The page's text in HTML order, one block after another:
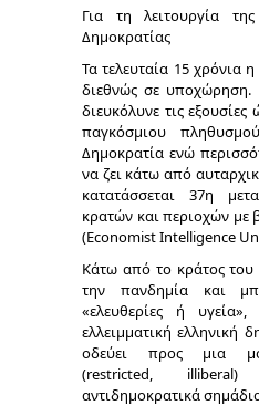
Για τη λειτουργία της
Δημοκρατίας
Τα τελευταία 15 χρόνια
διεθνώς σε υποχώρηση.
διευκόλυνε τις εξουσίες
παγκόσμιου
Δημοκρατία ενώ
να ζει κάτω από
κατατάσσεται 37η
κρατών και περιοχών με
(Economist Intelligence
Κάτω από το κράτος
την πανδημία και
«ελευθερίες ή
ελλειμματική ελληνική
οδεύει προς μια
(restricted, illiberal)
αντιδημοκρατικά